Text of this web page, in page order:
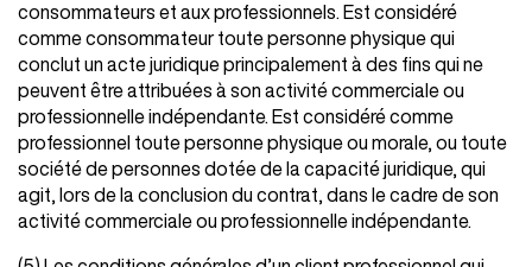
consommateurs et aux professionnels. Est considéré
comme consommateur toute personne physique qui
conclut un acte juridique principalement à des fins qui ne
peuvent être attribuées à son activité commerciale ou
professionnelle indépendante. Est considéré comme
professionnel toute personne physique ou morale, ou toute
société de personnes dotée de la capacité juridique, qui
agit, lors de la conclusion du contrat, dans le cadre de son
activité commerciale ou professionnelle indépendante.